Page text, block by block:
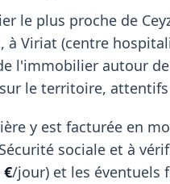
le plus proche de
à Viriat (centre
l'immobilier autour de
le territoire,
y est facturée en
sociale et à
€/jour) et les éventuels